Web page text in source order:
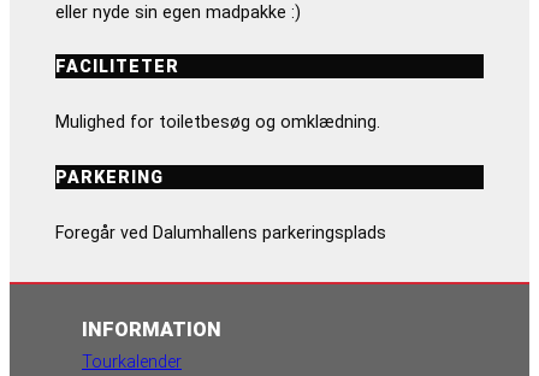
eller nyde sin egen madpakke :)
FACILITETER
Mulighed for toiletbesøg og omklædning.
PARKERING
Foregår ved Dalumhallens parkeringsplads
INFORMATION
Tourkalender